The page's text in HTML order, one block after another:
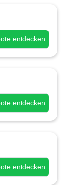
entdecken
entdecken
entdecken